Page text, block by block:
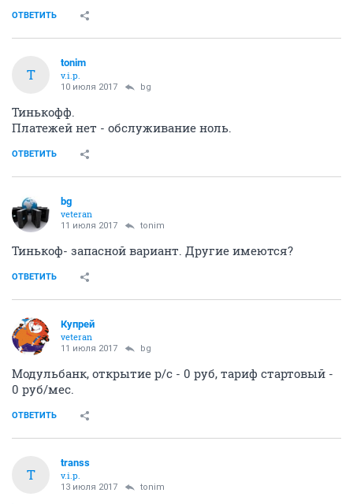
ОТВЕТИТЬ
T
tonim
v.i.p.
10 июля 2017 bg
Тинькофф.
Платежей нет - обслуживание ноль.
ОТВЕТИТЬ
bg
veteran
11 июля 2017 tonim
Тинькоф- запасной вариант. Другие имеются?
ОТВЕТИТЬ
Купрей
veteran
11 июля 2017 bg
Модульбанк, открытие р/с - 0 руб, тариф стартовый -
0 руб/мес.
ОТВЕТИТЬ
T
transs
v.i.p.
13 июля 2017 tonim